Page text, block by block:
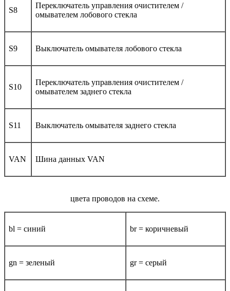
S8
Переключатель управления очистителем /
омывателем лобового стекла
S9 Выключатель омывателя лобового стекла
S10
Переключатель управления очистителем /
омывателем заднего стекла
S11 Выключатель омывателя заднего стекла
VAN Шина данных VAN
цвета проводов на схеме.
bl = синий br = коричневый
gn = зеленый gr = серый